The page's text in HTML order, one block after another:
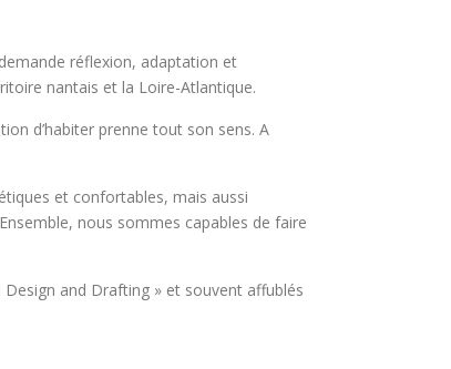
réflexion, adaptation et
nantais et la Loire-Atlantique.
d’habiter prenne tout son sens. A
et confortables, mais aussi
nous sommes capables de faire
Design and Drafting » et souvent affublés